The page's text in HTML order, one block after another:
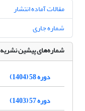
مقالات آماده انتشار
شماره جاری
شماره‌های پیشین نشریه
دوره 58 (1404)
دوره 57 (1403)